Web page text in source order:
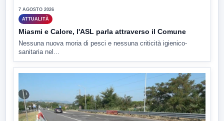
7 AGOSTO 2026
ATTUALITÀ
Miasmi e Calore, l'ASL parla attraverso il Comune
Nessuna nuova moria di pesci e nessuna criticità igienico-
sanitaria nel...